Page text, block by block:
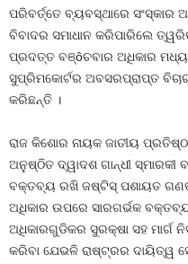
ପରିବର୍ତ୍ତେ ବ୍ୟବସ୍ଥାରେ ସଂସ୍କାର
ବିବାଦର ସମାଧାନ କରିପାରିଲେ
ପ୍ରଦତ୍ତ ବଞ୍ôଚବାର ଅଧିକାର
ସୁପ୍ରିମକୋର୍ଟର ଅବସରପ୍ରାପ୍ତ
କରିଛନ୍ତି ।
ରାଜ କିଶୋର ନାୟକ ଜାତୀୟ
ଅନୁଷ୍ଠିତ ଦ୍ୱାଦଶ ଗାନ୍ଧୀ ସ୍ମାରକୀ
ବକ୍ତବ୍ୟ ରଖି ଜଷ୍ଟିସ୍‍ ପଶାୟତ
ଅଧିକାର ଉପରେ ସାରଗର୍ଭକ
ଅଧିକାରଗୁଡିକର ସୁରକ୍ଷା ସହ ମାର୍ଗ
କରିବା ଯେଭଳି ରାଷ୍ଟ୍ରର ଦାୟିତ୍ୱ